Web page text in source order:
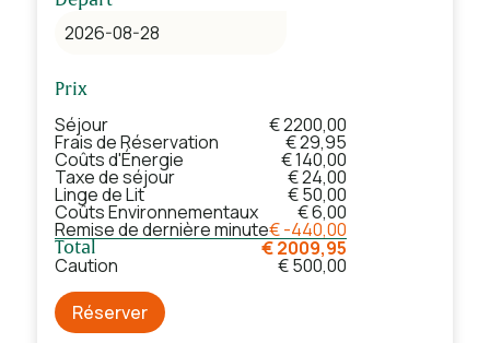
Prix
Séjour € 2200,00
Frais de Réservation € 29,95
Coûts d'Énergie € 140,00
Taxe de séjour € 24,00
Linge de Lit € 50,00
Coûts Environnementaux € 6,00
Remise de dernière minute€ -440,00
Total € 2009,95
Caution
€ 500,00
Réserver